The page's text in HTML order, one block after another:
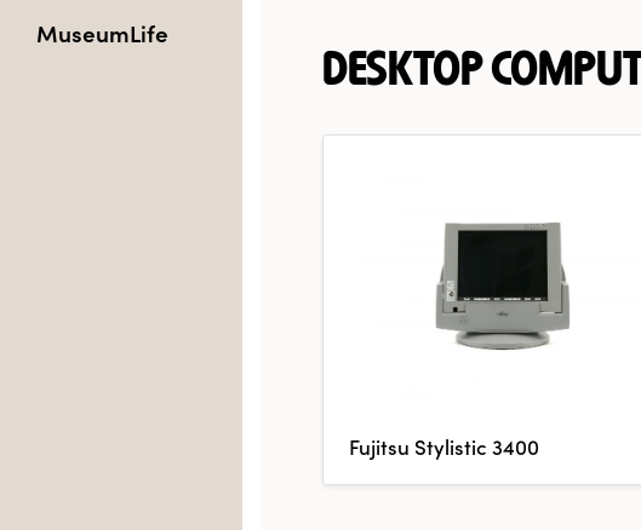
MuseumLife
DESKTOP
Fujitsu Stylistic 3400